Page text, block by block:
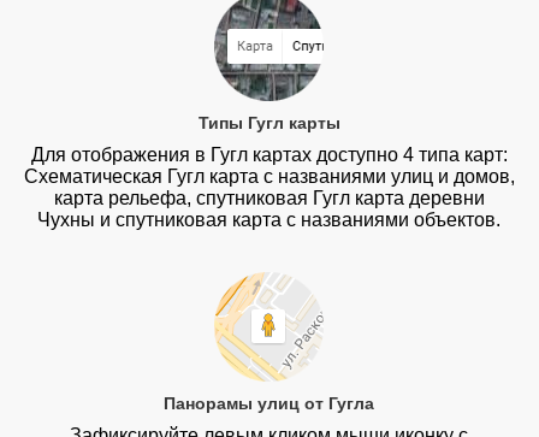
Типы Гугл карты
Для отображения в Гугл картах доступно 4 типа карт:
Схематическая Гугл карта с названиями улиц и домов,
карта рельефа, спутниковая Гугл карта деревни
Чухны и спутниковая карта с названиями объектов.
Панорамы улиц от Гугла